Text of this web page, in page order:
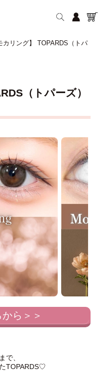
カリング】 TOPARDS（トパ
（トパーズ）
ら＞＞
で、
TOPARDS♡